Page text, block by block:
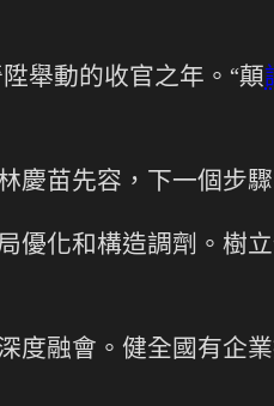
舉動的收官之年。“顛
慶苗先容，下一個步
優化和構造調劑。樹
度融會。健全國有企